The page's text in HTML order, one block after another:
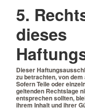
5.
dieses
Dieser
zu betrachten, von
Sofern Teile oder
geltenden Rechtslage
entsprechen sollten,
ihrem Inhalt und ihrer